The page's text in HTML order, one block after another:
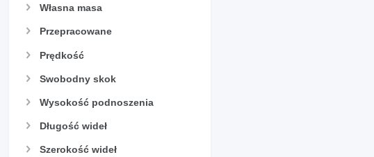
Własna masa
Przepracowane
Prędkość
Swobodny skok
Wysokość podnoszenia
Długość wideł
Szerokość wideł